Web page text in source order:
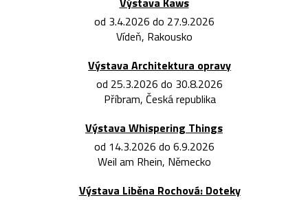
od 3.4.2026 do 27.9.2026
Vídeň, Rakousko
Výstava Architektura opravy
od 25.3.2026 do 30.8.2026
Příbram, Česká republika
Výstava Whispering Things
od 14.3.2026 do 6.9.2026
Weil am Rhein, Německo
Výstava Liběna Rochová: Doteky